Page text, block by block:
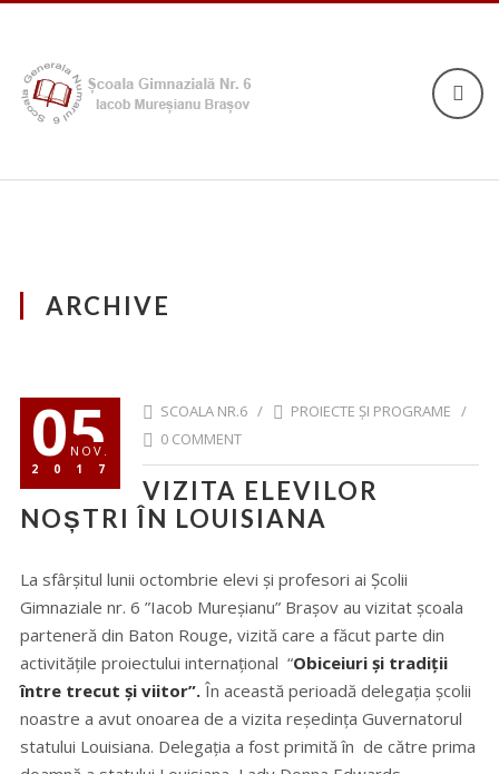
ARCHIVE
05
NOV.
2017
SCOALA NR.6 / PROIECTE ȘI PROGRAME /
0 COMMENT
VIZITA ELEVILOR
NOȘTRI ÎN LOUISIANA
La sfârșitul lunii octombrie elevi și profesori ai Școlii
Gimnaziale nr. 6 ”Iacob Mureșianu” Brașov au vizitat școala
parteneră din Baton Rouge, vizită care a făcut parte din
activitățile proiectului internațional “Obiceiuri și tradiții
între trecut și viitor”. În această perioadă delegația școlii
noastre a avut onoarea de a vizita reședința Guvernatorul
statului Louisiana. Delegația a fost primită în de către prima